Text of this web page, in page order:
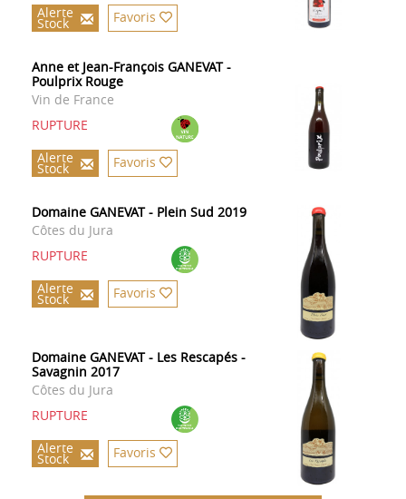
Alerte
Stock Favoris
Anne et Jean-François GANEVAT -
Poulprix Rouge
Vin de France
RUPTURE
Alerte
Stock Favoris
Domaine GANEVAT - Plein Sud 2019
Côtes du Jura
RUPTURE
Alerte
Stock Favoris
Domaine GANEVAT - Les Rescapés -
Savagnin 2017
Côtes du Jura
RUPTURE
Alerte
Stock Favoris